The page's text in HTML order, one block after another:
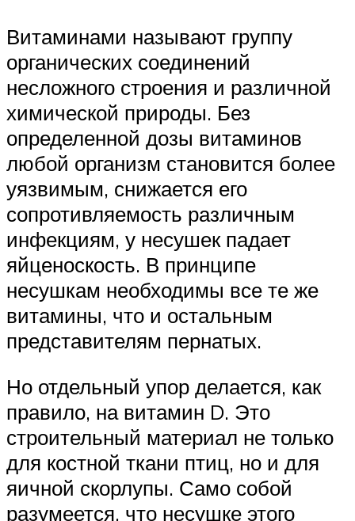
Витаминами называют группу
органических соединений
несложного строения и различной
химической природы. Без
определенной дозы витаминов
любой организм становится более
уязвимым, снижается его
сопротивляемость различным
инфекциям, у несушек падает
яйценоскость. В принципе
несушкам необходимы все те же
витамины, что и остальным
представителям пернатых.
Но отдельный упор делается, как
правило, на витамин D. Это
строительный материал не только
для костной ткани птиц, но и для
яичной скорлупы. Само собой
разумеется, что несушке этого